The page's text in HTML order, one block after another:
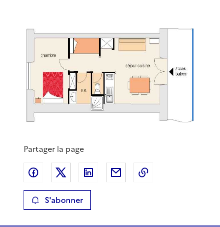
Partager la page
Partager sur Facebook
Partager sur XPartager sur LinkedIn
Partager par email
S'abonner